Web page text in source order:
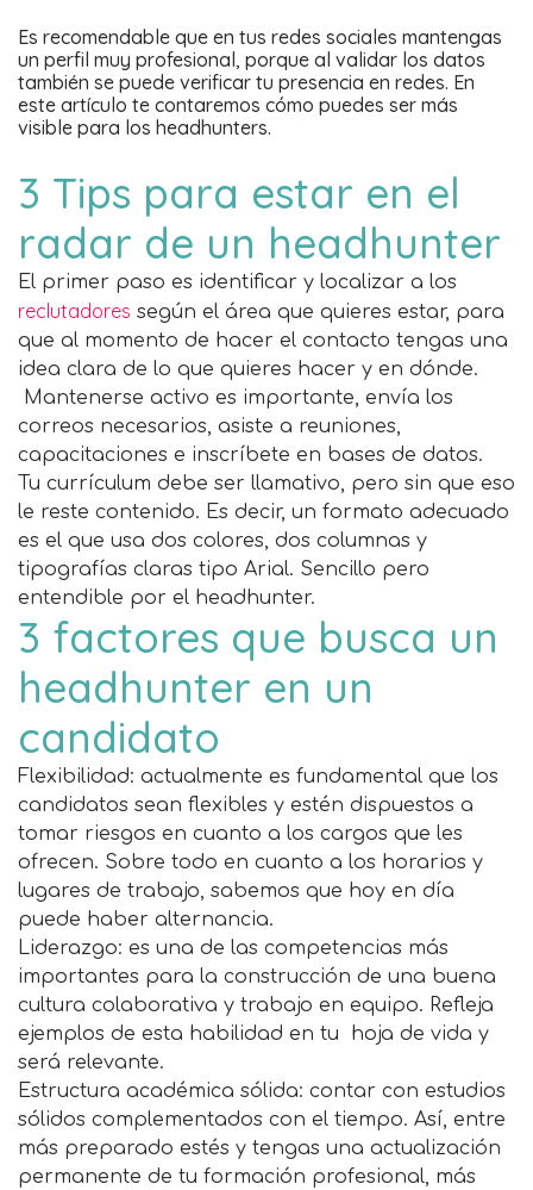
Es recomendable que en tus redes sociales mantengas
un perfil muy profesional, porque al validar los datos
también se puede verificar tu presencia en redes. En
este artículo te contaremos cómo puedes ser más
visible para los headhunters.
3 Tips para estar en el
radar de un headhunter
El primer paso es identificar y localizar a los
reclutadores según el área que quieres estar, para
que al momento de hacer el contacto tengas una
idea clara de lo que quieres hacer y en dónde.
Mantenerse activo es importante, envía los
correos necesarios, asiste a reuniones,
capacitaciones e inscríbete en bases de datos.
Tu currículum debe ser llamativo, pero sin que eso
le reste contenido. Es decir, un formato adecuado
es el que usa dos colores, dos columnas y
tipografías claras tipo Arial. Sencillo pero
entendible por el headhunter.
3 factores que busca un
headhunter en un
candidato
Flexibilidad: actualmente es fundamental que los
candidatos sean flexibles y estén dispuestos a
tomar riesgos en cuanto a los cargos que les
ofrecen. Sobre todo en cuanto a los horarios y
lugares de trabajo, sabemos que hoy en día
puede haber alternancia.
Liderazgo: es una de las competencias más
importantes para la construcción de una buena
cultura colaborativa y trabajo en equipo. Refleja
ejemplos de esta habilidad en tu hoja de vida y
será relevante.
Estructura académica sólida: contar con estudios
sólidos complementados con el tiempo. Así, entre
más preparado estés y tengas una actualización
permanente de tu formación profesional, más